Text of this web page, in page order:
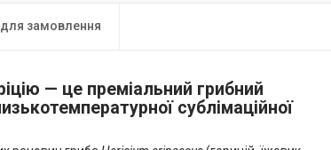
для замовлення
— це преміальний грибний
сублімаційної